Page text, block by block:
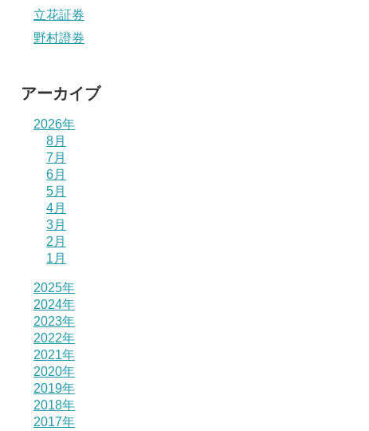
立花証券
野村證券
アーカイブ
2026年
8月
7月
6月
5月
4月
3月
2月
1月
2025年
2024年
2023年
2022年
2021年
2020年
2019年
2018年
2017年